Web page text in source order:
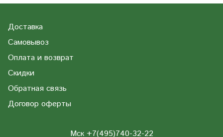
Доставка
Самовывоз
Оплата и возврат
Скидки
Обратная связь
Договор оферты
Мск +7(495)740-32-22